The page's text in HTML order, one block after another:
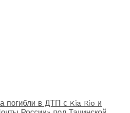
погибли в ДТП с Kia Rio и